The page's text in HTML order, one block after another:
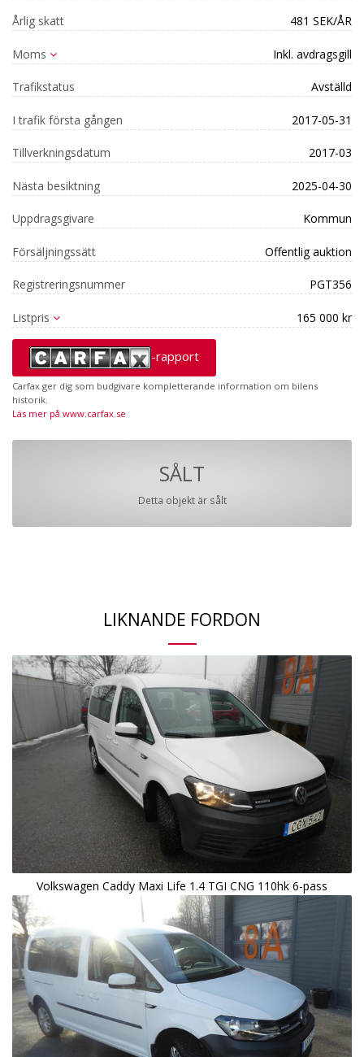
Årlig skatt 481 SEK/ÅR
Moms Inkl. avdragsgill
Trafikstatus Avställd
I trafik första gången 2017-05-31
Tillverkningsdatum 2017-03
Nästa besiktning 2025-04-30
Uppdragsgivare Kommun
Försäljningssätt Offentlig auktion
Registreringsnummer PGT356
Listpris 165 000 kr
-rapport
Carfax ger dig som budgivare kompletterande information om bilens
historik.
Läs mer på www.carfax.se
SÅLT
Detta objekt är sålt
LIKNANDE FORDON
Volkswagen Caddy Maxi Life 1.4 TGI CNG 110hk 6-pass